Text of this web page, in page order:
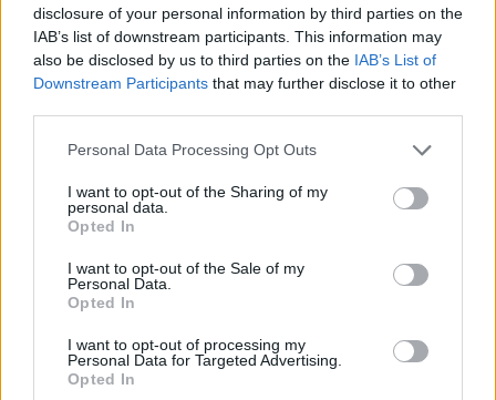
disclosure of your personal information by third parties on the
IAB’s list of downstream participants. This information may
also be disclosed by us to third parties on the IAB’s List of
Downstream Participants that may further disclose it to other
Personal Data Processing Opt Outs
I want to opt-out of the Sharing of my
personal data.
Opted In
I want to opt-out of the Sale of my
Personal Data.
Opted In
I want to opt-out of processing my
Personal Data for Targeted Advertising.
Opted In
20:14 - 15 Σεπτεμβρίου 2023
Ένας στους 4 αναιρεί τα οφέλη των
υγιεινών γευμάτων με ανθυγιεινά